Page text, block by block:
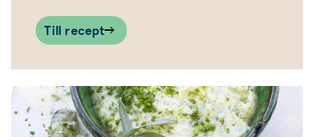
Till recept